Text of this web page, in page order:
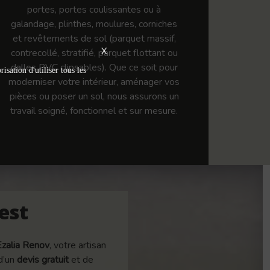
portes, portes coulissantes ou à
galandage, plinthes, moulures, corniches
et revêtements de sol (parquet massif,
contrecollé, stratifié, parquet flottant ou
dalles PVC clipsables). Que ce soit pour
moderniser votre intérieur, aménager vos
pièces ou poser un sol, nous assurons un
travail soigné, fonctionnel et sur mesure.
Renov, votre artisan
devis gratuit et de
X
d'utiliser tous les